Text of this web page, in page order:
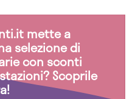
mette a
selezione di
con sconti
Scoprile